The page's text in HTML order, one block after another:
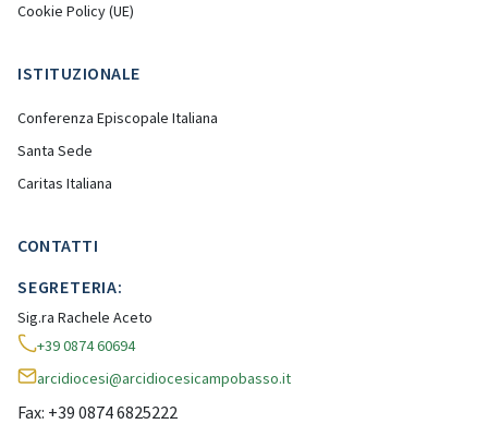
Cookie Policy (UE)
ISTITUZIONALE
Conferenza Episcopale Italiana
Santa Sede
Caritas Italiana
CONTATTI
SEGRETERIA:
Sig.ra Rachele Aceto
+39 0874 60694
arcidiocesi@arcidiocesicampobasso.it
Fax: +39 0874 6825222